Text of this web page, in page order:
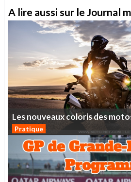
A lire aussi sur le Journal
Lesnouveauxcolorisdes
Pratique